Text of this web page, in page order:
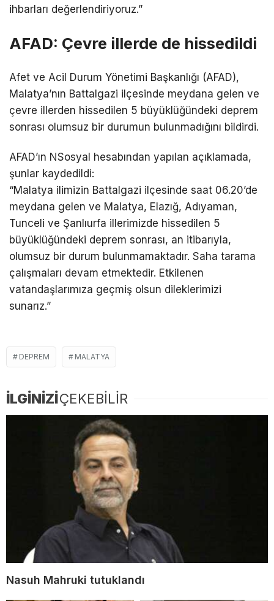
ihbarları değerlendiriyoruz.”
AFAD: Çevre illerde de hissedildi
Afet ve Acil Durum Yönetimi Başkanlığı (AFAD),
Malatya’nın Battalgazi ilçesinde meydana gelen ve
çevre illerden hissedilen 5 büyüklüğündeki deprem
sonrası olumsuz bir durumun bulunmadığını bildirdi.
AFAD’ın NSosyal hesabından yapılan açıklamada,
şunlar kaydedildi:
“Malatya ilimizin Battalgazi ilçesinde saat 06.20’de
meydana gelen ve Malatya, Elazığ, Adıyaman,
Tunceli ve Şanlıurfa illerimizde hissedilen 5
büyüklüğündeki deprem sonrası, an itibarıyla,
olumsuz bir durum bulunmamaktadır. Saha tarama
çalışmaları devam etmektedir. Etkilenen
vatandaşlarımıza geçmiş olsun dileklerimizi
sunarız.”
DEPREM MALATYA
İLGİNİZİÇEKEBİLİR
Nasuh Mahruki tutuklandı